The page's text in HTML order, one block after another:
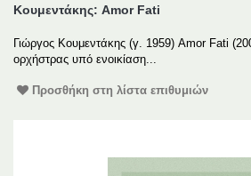
Κουμεντάκης: Amor Fati
Γιώργος Κουμεντάκης (γ. 1959) Amor Fati
ορχήστρας υπό ενοικίαση...
Προσθήκη στη λίστα επιθυμιών